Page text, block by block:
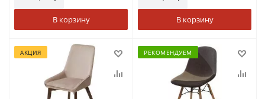
В корзину В корзину
АКЦИЯ РЕКОМЕНДУЕМ